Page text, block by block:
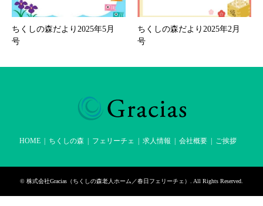
ちくしの森だより2025年5月
号
ちくしの森だより2025年2月
号
HOME ちくしの森 フェリーチェ 求人情報 会社概要 ご挨拶
© 株式会社Gracias（ちくしの森老人ホーム／春日フェリーチェ） . All Rights Reserved.